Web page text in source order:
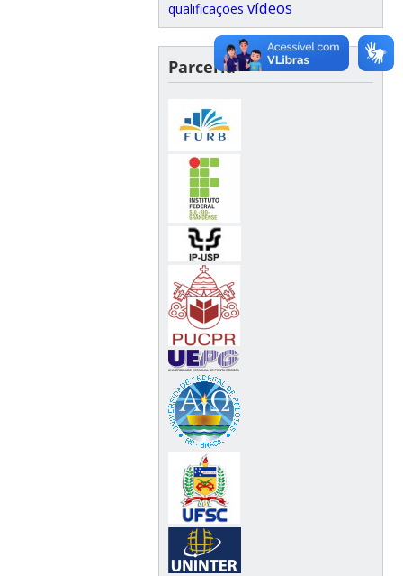
qualificações vídeos
Parceria